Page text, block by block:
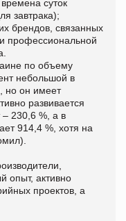
суток
завтрака);
брендов, связанных
профессиональной
по объему
небольшой в
но он имеет
развивается
– 230,6 %, а в
914,4 %, хотя на
опыт, активно
проектов, а